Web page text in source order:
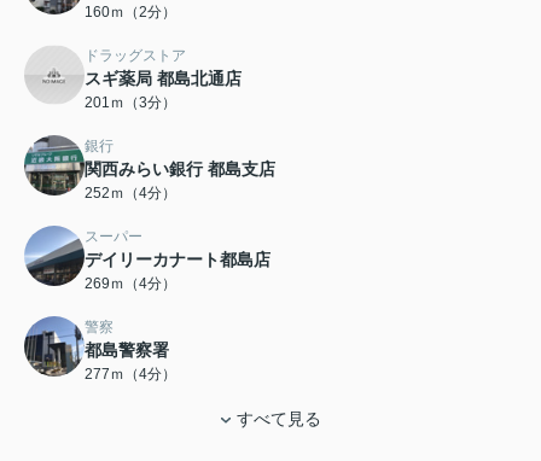
160ｍ（2分）
ドラッグストア
スギ薬局 都島北通店
201ｍ（3分）
銀行
関西みらい銀行 都島支店
252ｍ（4分）
スーパー
デイリーカナート都島店
269ｍ（4分）
警察
都島警察署
277ｍ（4分）
すべて見る